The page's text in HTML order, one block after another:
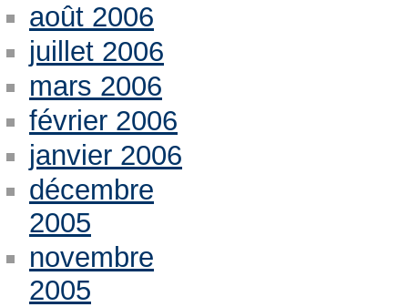
août 2006
juillet 2006
mars 2006
février 2006
janvier 2006
décembre
2005
novembre
2005